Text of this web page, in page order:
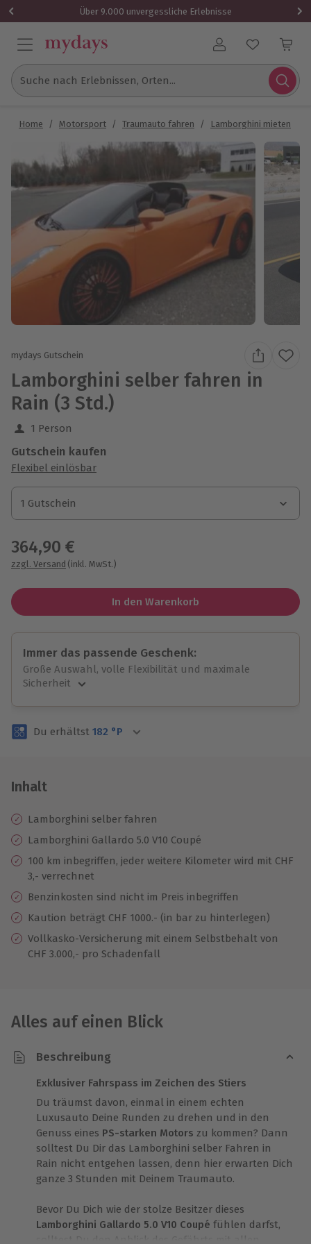
Über 9.000 unvergessliche Erlebnisse
Benutzerkonto
Suche nach Erlebnissen, Orten...
Home / Motorsport / Traumauto fahren / Lamborghini mieten
mydays Gutschein
Lamborghini selber fahren in
Rain (3 Std.)
1 Person
Gutschein kaufen
Flexibel einlösbar
1 Gutschein
1 Gutschein
1 Gutschein
364,90 €
zzgl. Versand (inkl. MwSt.)
In den Warenkorb
Immer das passende Geschenk:
Große Auswahl, volle Flexibilität und maximale
Sicherheit
Volle Flexibilität
3 Jahre gültig & verlängerbar.
Du erhältst 182 °P
Inhalt
Lamborghini selber fahren
Lamborghini Gallardo 5.0 V10 Coupé
100 km inbegriffen, jeder weitere Kilometer wird mit CHF
3,- verrechnet
Benzinkosten sind nicht im Preis inbegriffen
Kaution beträgt CHF 1000.- (in bar zu hinterlegen)
Vollkasko-Versicherung mit einem Selbstbehalt von
CHF 3.000,- pro Schadenfall
Alles auf einen Blick
Beschreibung
Exklusiver Fahrspass im Zeichen des Stiers
Du träumst davon, einmal in einem echten
Luxusauto Deine Runden zu drehen und in den
Genuss eines PS-starken Motors zu kommen? Dann
solltest Du Dir das Lamborghini selber Fahren in
Rain nicht entgehen lassen, denn hier erwarten Dich
ganze 3 Stunden mit Deinem Traumauto.
Bevor Du Dich wie der stolze Besitzer dieses
Lamborghini Gallardo 5.0 V10 Coupé fühlen darfst,
solltest Du den Anblick des Gefährts mit allen